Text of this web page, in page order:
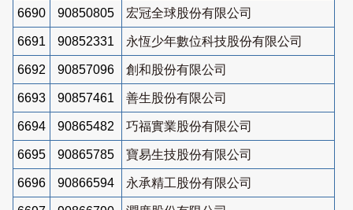
6690 90850805 宏冠全球股份有限公司
6691 90852331 永恆少年數位科技股份有限公司
6692 90857096 創和股份有限公司
6693 90857461 善生股份有限公司
6694 90865482 巧福實業股份有限公司
6695 90865785 寶易生技股份有限公司
6696 90866594 永承精工股份有限公司